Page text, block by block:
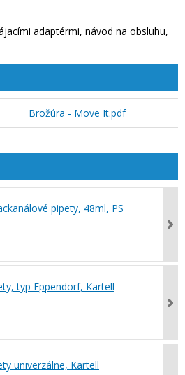
adaptérmi, návod na obsluhu,
Brožúra - Move It.pdf
pipety, 48ml, PS
typ Eppendorf, Kartell
univerzálne, Kartell